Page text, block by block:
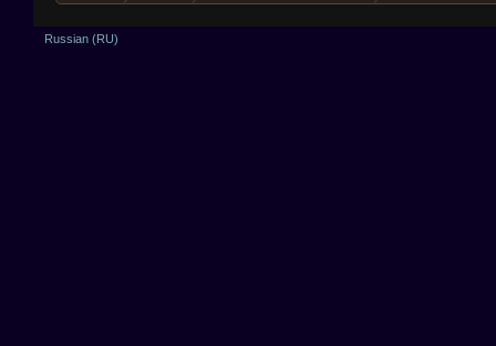
Russian (RU)